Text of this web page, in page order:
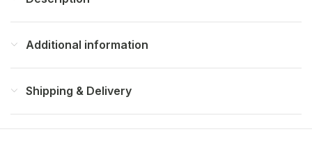
Additional information
Shipping & Delivery